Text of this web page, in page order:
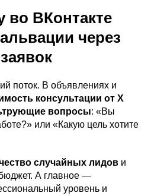
во ВКонтакте
через
поток. В объявлениях и
консультации от Х
вопросы: «Вы
или «Какую цель хотите
случайных лидов и
А главное —
уровень и